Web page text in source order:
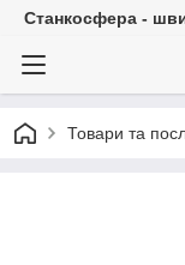
Станкосфера -
Товари та